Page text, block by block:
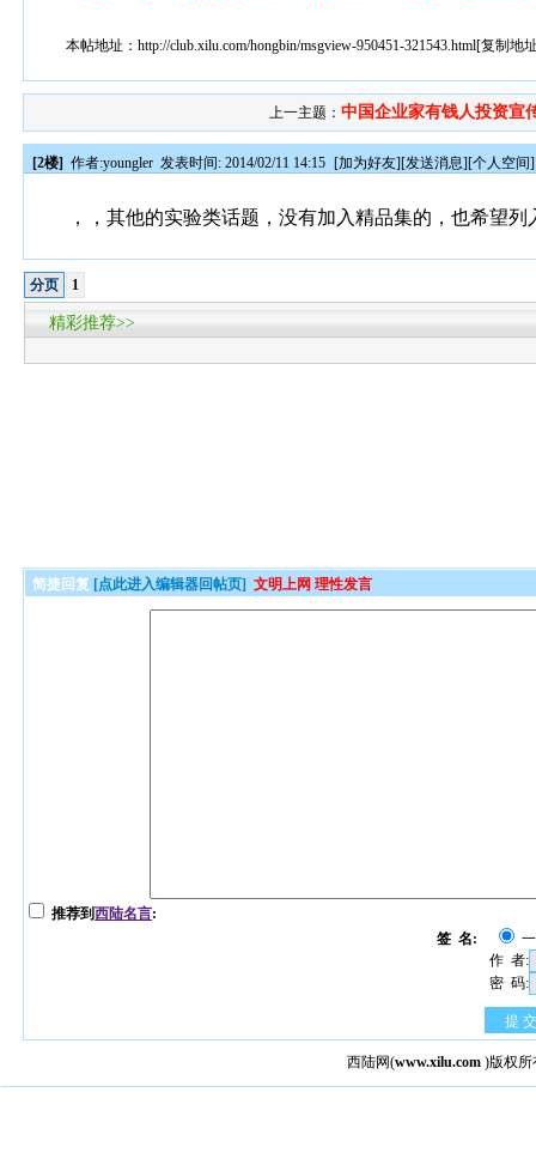
本帖地址：http://club.xilu.com/hongbin/msgview-950451-321543.html[复制地
上一主题： 中国企业家有钱人投资宣
[2楼] 作者:youngler 发表时间: 2014/02/11 14:15 [加为好友][发送消息][个人空间]
，，其他的实验类话题，没有加入精品集的，也希望
分页 1
精彩推荐>>
简捷回复 [点此进入编辑器回帖页] 文明上网 理性发言
推荐到西陆名言:
签 名:
作 者:
密 码:
提 交
西陆网(www.xilu.com )版权